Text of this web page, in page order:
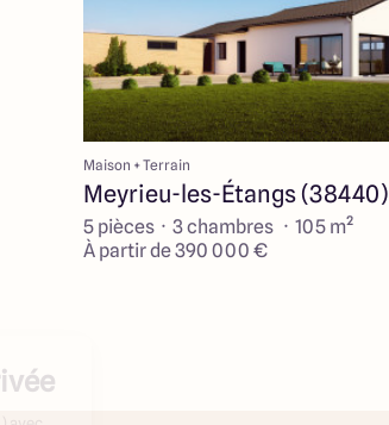
Maison + Terrain
Meyrieu-les-Étangs (38440)
5 pièces · 3 chambres · 105 m²
À partir de 390 000 €